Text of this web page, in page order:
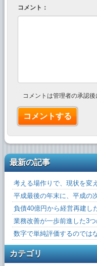
コメント：
コメントは管理者の承認後
最新の記事
考える場作りで、現状を変
平成最後の年末に、平成の
負債40億円から経営再建し
業務改善が一歩前進した3つ
数字で単純評価するのでは
カテゴリ